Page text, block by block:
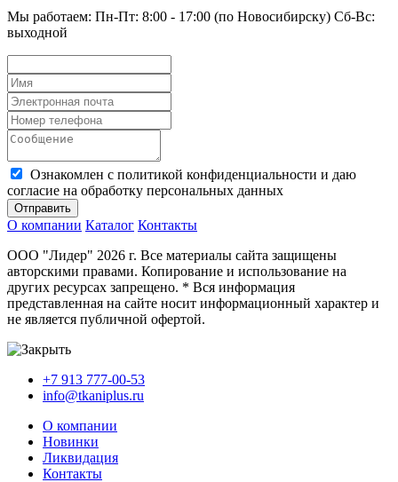
Мы работаем: Пн-Пт: 8:00 - 17:00 (по Новосибирску) Сб-Вс:
выходной
Ознакомлен с политикой конфиденциальности и даю
согласие на обработку персональных данных
Отправить
О компании Каталог Контакты
ООО "Лидер" 2026 г. Все материалы сайта защищены
авторскими правами. Копирование и использование на
других ресурсах запрещено. * Вся информация
представленная на сайте носит информационный характер и
не является публичной офертой.
+7 913 777-00-53
info@tkaniplus.ru
О компании
Новинки
Ликвидация
Контакты